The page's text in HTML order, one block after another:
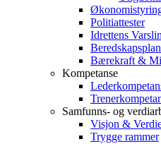
Politiattester
Idrettens
Beredskapsplan
Bærekraft &
Kompetanse
Samfunns- og
Visjon &
Trygge rammer